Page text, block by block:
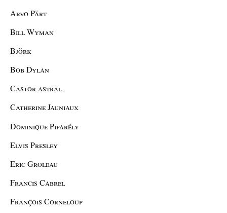
Arvo Pärt
Bill Wyman
Björk
Bob Dylan
Castor astral
Catherine Jauniaux
Dominique Pifarély
Elvis Presley
Eric Groleau
Francis Cabrel
François Corneloup